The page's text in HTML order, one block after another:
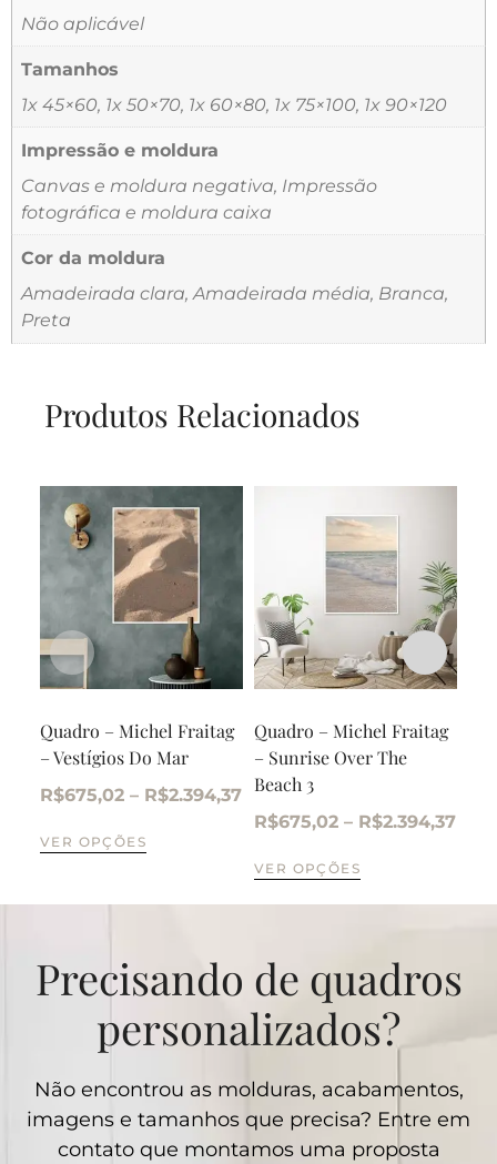
Não aplicável
Tamanhos
1x 45×60, 1x 50×70, 1x 60×80, 1x 75×100, 1x 90×120
Impressão e moldura
Canvas e moldura negativa, Impressão
fotográfica e moldura caixa
Cor da moldura
Amadeirada clara, Amadeirada média, Branca,
Preta
Produtos Relacionados
Quadro – Michel Fraitag
– Vestígios Do Mar
R$675,02 – R$2.394,37
VER OPÇÕES
Quadro – Michel Fraitag
– Sunrise Over The
Beach 3
R$675,02 – R$2.394,37
VER OPÇÕES
Precisando de quadros
personalizados?
Não encontrou as molduras, acabamentos,
imagens e tamanhos que precisa? Entre em
contato que montamos uma proposta